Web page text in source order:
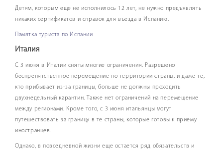
Детям, которым еще не исполнилось 12 лет, не нужно предъявлять
никаких сертификатов и справок для въезда в Испанию.
Памятка туриста по Испании
Италия
С 3 июня в Италии сняты многие ограничения. Разрешено
беспрепятственное перемещение по территории страны, и даже те,
кто прибывает из-за границы, больше не должны проходить
двухнедельный карантин. Также нет ограничений на перемещение
между регионами. Кроме того, с 3 июня итальянцы могут
путешествовать за границу в те страны, которые готовы к приему
иностранцев.
Однако, в повседневной жизни еще остается ряд обязательств и